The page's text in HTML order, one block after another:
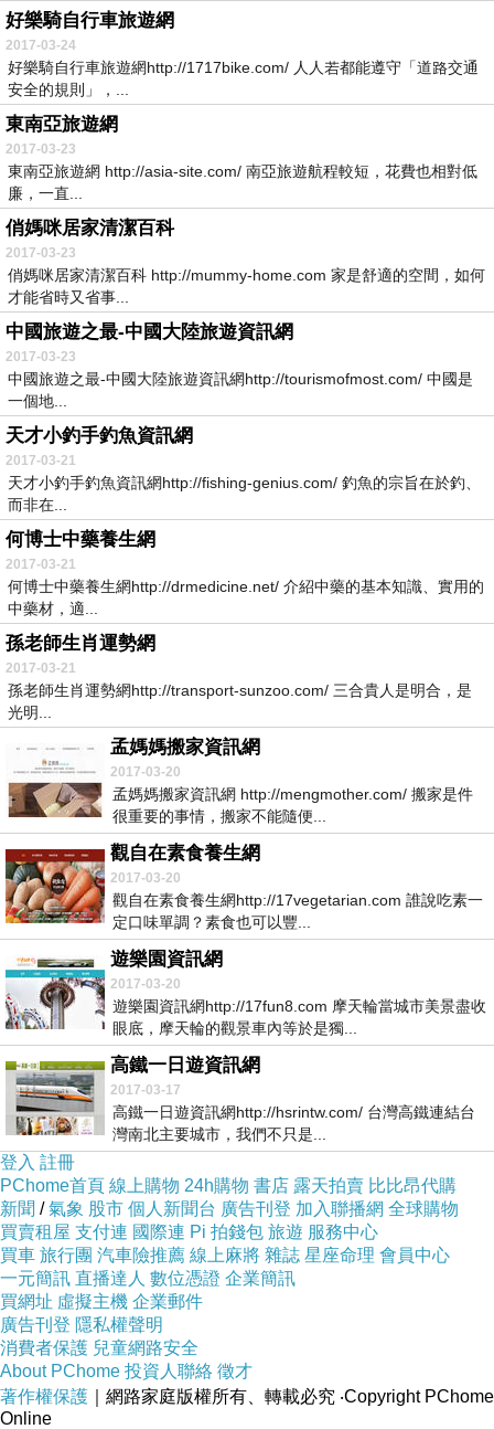
好樂騎自行車旅遊網
2017-03-24
好樂騎自行車旅遊網http://1717bike.com/ 人人若都能遵守「道路交通
安全的規則」，...
東南亞旅遊網
2017-03-23
東南亞旅遊網 http://asia-site.com/ 南亞旅遊航程較短，花費也相對低
廉，一直...
俏媽咪居家清潔百科
2017-03-23
俏媽咪居家清潔百科 http://mummy-home.com 家是舒適的空間，如何
才能省時又省事...
中國旅遊之最-中國大陸旅遊資訊網
2017-03-23
中國旅遊之最-中國大陸旅遊資訊網http://tourismofmost.com/ 中國是
一個地...
天才小釣手釣魚資訊網
2017-03-21
天才小釣手釣魚資訊網http://fishing-genius.com/ 釣魚的宗旨在於釣、
而非在...
何博士中藥養生網
2017-03-21
何博士中藥養生網http://drmedicine.net/ 介紹中藥的基本知識、實用的
中藥材，適...
孫老師生肖運勢網
2017-03-21
孫老師生肖運勢網http://transport-sunzoo.com/ 三合貴人是明合，是
光明...
孟媽媽搬家資訊網
2017-03-20
孟媽媽搬家資訊網 http://mengmother.com/ 搬家是件
很重要的事情，搬家不能隨便...
觀自在素食養生網
2017-03-20
觀自在素食養生網http://17vegetarian.com 誰說吃素一
定口味單調？素食也可以豐...
遊樂園資訊網
2017-03-20
遊樂園資訊網http://17fun8.com 摩天輪當城市美景盡收
眼底，摩天輪的觀景車內等於是獨...
高鐵一日遊資訊網
2017-03-17
高鐵一日遊資訊網http://hsrintw.com/ 台灣高鐵連結台
灣南北主要城市，我們不只是...
登入 註冊
PChome首頁 線上購物 24h購物 書店 露天拍賣 比比昂代購
新聞 /氣象 股市 個人新聞台 廣告刊登 加入聯播網 全球購物
買賣租屋 支付連 國際連 Pi 拍錢包 旅遊 服務中心
買車 旅行團 汽車險推薦 線上麻將 雜誌 星座命理 會員中心
一元簡訊 直播達人 數位憑證 企業簡訊
買網址 虛擬主機 企業郵件
廣告刊登 隱私權聲明
消費者保護 兒童網路安全
About PChome 投資人聯絡 徵才
著作權保護 ｜網路家庭版權所有、轉載必究 ‧Copyright PChome
Online